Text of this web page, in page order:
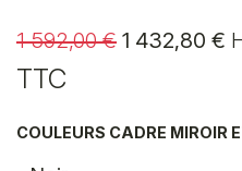
1 592,00€ 1 432,80 €
TTC
COULEURS CADRE MIROIR